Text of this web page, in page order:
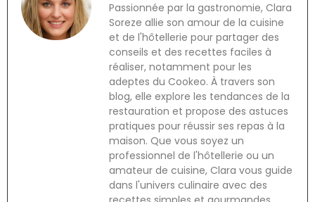
Passionnée par la gastronomie, Clara
Soreze allie son amour de la cuisine
et de l'hôtellerie pour partager des
conseils et des recettes faciles à
réaliser, notamment pour les
adeptes du Cookeo. À travers son
blog, elle explore les tendances de la
restauration et propose des astuces
pratiques pour réussir ses repas à la
maison. Que vous soyez un
professionnel de l'hôtellerie ou un
amateur de cuisine, Clara vous guide
dans l'univers culinaire avec des